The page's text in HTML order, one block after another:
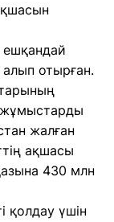
алып отырған.
жұмыстарды
жалған
ақшасы
430 млн
қолдау үшін